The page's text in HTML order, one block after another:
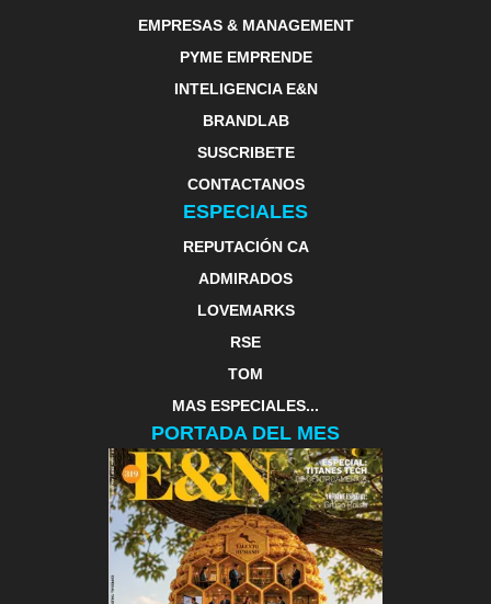
EMPRESAS & MANAGEMENT
PYME EMPRENDE
INTELIGENCIA E&N
BRANDLAB
SUSCRIBETE
CONTACTANOS
ESPECIALES
REPUTACIÓN CA
ADMIRADOS
LOVEMARKS
RSE
TOM
MAS ESPECIALES...
PORTADA DEL MES